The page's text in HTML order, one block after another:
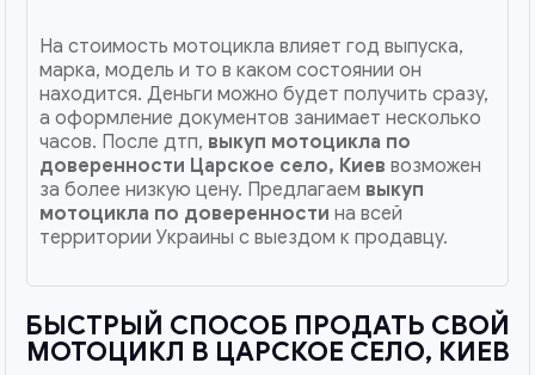
На стоимость мотоцикла влияет год выпуска,
марка, модель и то в каком состоянии он
находится. Деньги можно будет получить сразу,
а оформление документов занимает несколько
часов. После дтп, выкуп мотоцикла по
доверенности Царское село, Киев возможен
за более низкую цену. Предлагаем выкуп
мотоцикла по доверенности на всей
территории Украины с выездом к продавцу.
БЫСТРЫЙ СПОСОБ ПРОДАТЬ СВОЙ
МОТОЦИКЛ В ЦАРСКОЕ СЕЛО, КИЕВ